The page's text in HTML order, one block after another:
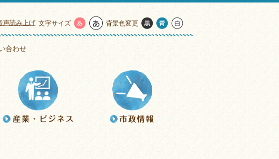
声読み上げ 文字サイズ 背景色変更
合わせ